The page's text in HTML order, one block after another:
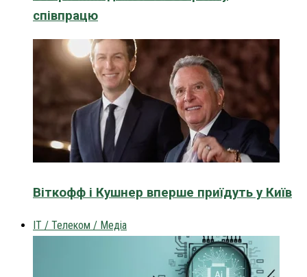
співпрацю
Віткофф і Кушнер вперше приїдуть у Київ
IT / Телеком / Медіа